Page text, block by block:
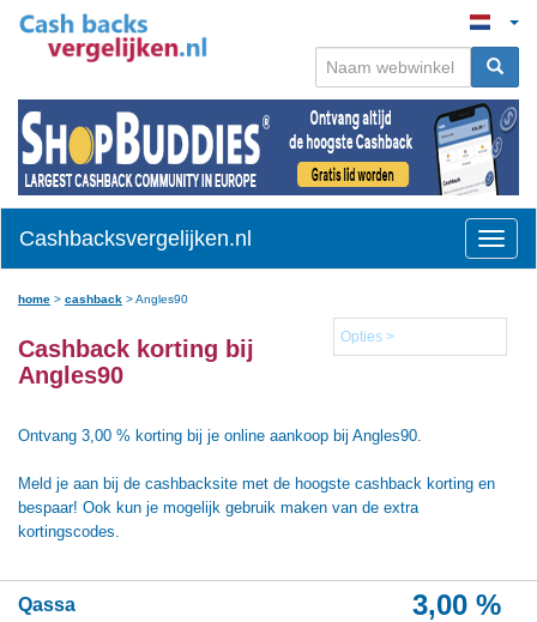
Toggle
Cashbacksvergelijken.nl
home > cashback >Angles90
Opties >
Cashback korting bij
Angles90
Ontvang 3,00 % korting bij je online aankoop bij Angles90.
Meld je aan bij de cashbacksite met de hoogste cashback korting en
bespaar! Ook kun je mogelijk gebruik maken van de extra
kortingscodes.
Qassa 3,00 %